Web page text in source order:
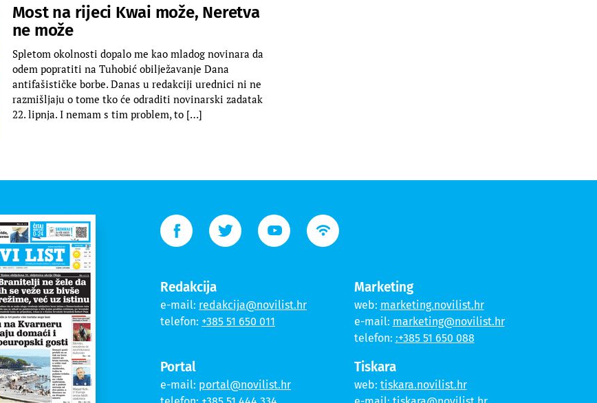
Most na rijeci Kwai može, Neretva
ne može
Spletom okolnosti dopalo me kao mladog novinara da
odem popratiti na Tuhobić obilježavanje Dana
antifašističke borbe. Danas u redakciji urednici ni ne
razmišljaju o tome tko će odraditi novinarski zadatak
22. lipnja. I nemam s tim problem, to […]
Redakcija
e-mail: redakcija@novilist.hr
telefon: +385 51 650 011
Portal
e-mail: portal@novilist.hr
Marketing
web: marketing.novilist.hr
e-mail: marketing@novilist.hr
telefon: :+385 51 650 088
Tiskara
web: tiskara.novilist.hr